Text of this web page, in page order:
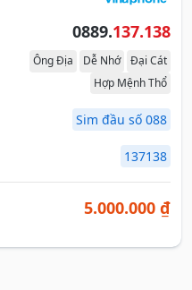
0889.137.138
Ông Địa Dễ Nhớ
Đại Cát
Hợp Mệnh Thổ
Sim đầu số 088
137138
5.000.000 ₫